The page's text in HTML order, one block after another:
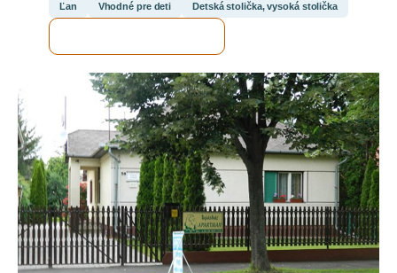
Ľan Vhodné pre deti Detská stolička, vysoká stolička